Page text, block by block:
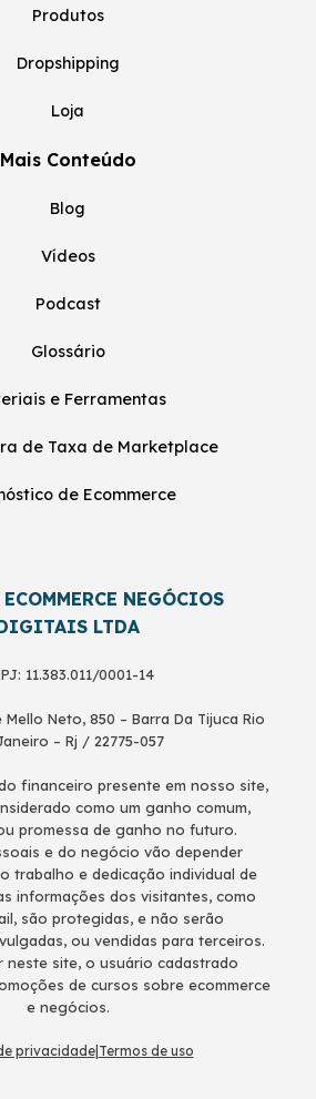
Produtos
Dropshipping
Loja
Mais Conteúdo
Blog
Vídeos
Podcast
Glossário
e Ferramentas
de Taxa de Marketplace
de Ecommerce
NEGÓCIOS
LTDA
11.383.011/0001-14
Neto, 850 – Barra Da Tijuca Rio
– Rj / 22775-057
financeiro presente em nosso site,
como um ganho comum,
promessa de ganho no futuro.
e do negócio vão depender
trabalho e dedicação individual de
informações dos visitantes, como
são protegidas, e não serão
ou vendidas para terceiros.
neste site, o usuário cadastrado
de cursos sobre ecommerce
e negócios.
privacidade| Termos de uso